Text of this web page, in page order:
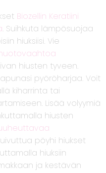
Biozellin Keratiini
. Suihkuta lämpösuojaa
hiuksiisi. Vie
hiusten tyveen.
pyöröharjaa. Voit
kiharrinta tai
Lisää volyymiä
hiusten
pöyhi hiukset
hiuksiin
ja kestävän